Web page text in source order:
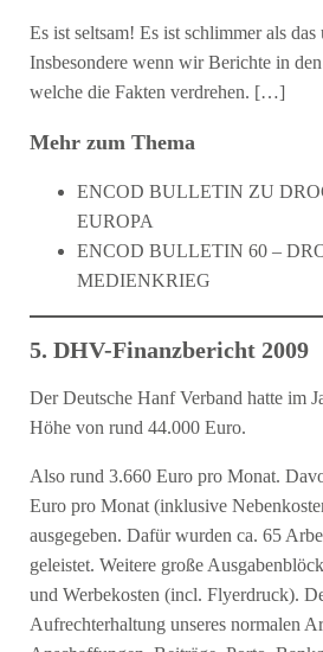
Es ist seltsam! Es ist schlimmer als
Insbesondere wenn wir Berichte in
welche die Fakten verdrehen. […]
Mehr zum Thema
ENCOD BULLETIN ZU
EUROPA
ENCOD BULLETIN 60 –
MEDIENKRIEG
5. DHV-Finanzbericht 2009
Der Deutsche Hanf Verband hatte im
Höhe von rund 44.000 Euro.
Also rund 3.660 Euro pro Monat.
Euro pro Monat (inklusive
ausgegeben. Dafür wurden ca. 65
geleistet. Weitere große
und Werbekosten (incl. Flyerdruck).
Aufrechterhaltung unseres normalen